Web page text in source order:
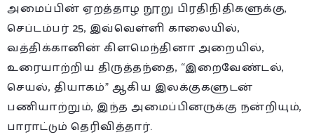
அமைப்பின் ஏறத்தாழ நூறு பிரதிநிதிகளுக்கு,
செப்டம்பர் 25, இவ்வெள்ளி காலையில்,
வத்திக்கானின் கிளமெந்தினா அறையில்,
உரையாற்றிய திருத்தந்தை, “இறைவேண்டல்,
செயல், தியாகம்” ஆகிய இலக்குகளுடன்
பணியாற்றும், இந்த அமைப்பினருக்கு நன்றியும்,
பாராட்டும் தெரிவித்தார்.